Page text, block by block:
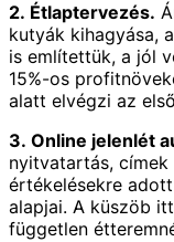
2. Étlaptervezés.
kutyák kihagyása,
is említettük, a jól
15%-os
alatt elvégzi az
3. Online jelenlét
nyitvatartás,
értékelésekre
alapjai. A küszöb
független